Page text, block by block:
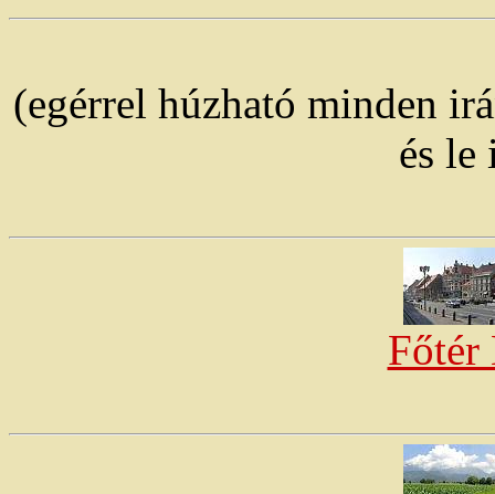
(egérrel húzható minden
és le
Főtér